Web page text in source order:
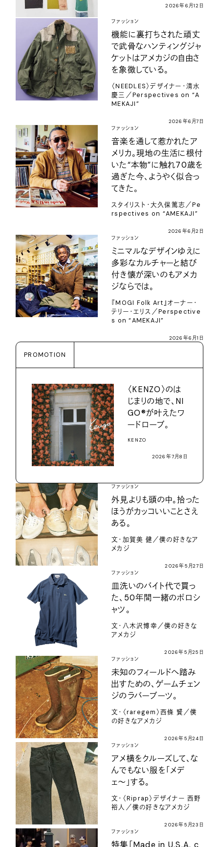
2026年6月12日
ファッション
機能に裏打ちされた頑丈
で武骨なハンティングジャ
ケットはアメカジの自由さ
を象徴している。
〈NEEDLES〉デザイナー・清水
慶三／Perspectives on “A
MEKAJI”
2026年6月7日
ファッション
音楽を通して惹かれたア
メリカ。現地の生活に根付
いた“本物”に触れ70歳を
過ぎた今、ようやく似合っ
てきた。
スタイリスト・大久保篤志／Pe
rspectives on “AMEKAJI”
2026年6月2日
ファッション
ミニマルなデザインゆえに
多彩なカルチャーと結び
付き懐が深いのもアメカ
ジならでは。
『MOGI Folk Art』オーナー・
テリー・エリス／Perspective
s on “AMEKAJI”
2026年6月1日
PROMOTION
〈KENZO〉のは
じまりの地で、NI
GO®が叶えたワ
ードローブ。
KENZO
2026年7月8日
ファッション
外見よりも頭の中。拾った
ほうがカッコいいことさえ
ある。
文・加賀美 健／僕の好きなア
メカジ
2026年5月27日
ファッション
皿洗いのバイト代で買っ
た、50年間一緒のポロシ
ャツ。
文・八木沢博幸／僕の好きな
アメカジ
2026年5月25日
ファッション
未知のフィールドへ踏み
出すための、ゲームチェン
ジのラバーブーツ。
文・〈raregem〉西條 賢／僕
の好きなアメカジ
2026年5月24日
ファッション
アメ横をクルーズして、な
んでもない服を「メデ
ェ〜」する。
文・〈Riprap〉デザイナー 西野
裕人／僕の好きなアメカジ
2026年5月23日
ファッション
特集「Made in U.S.A. c